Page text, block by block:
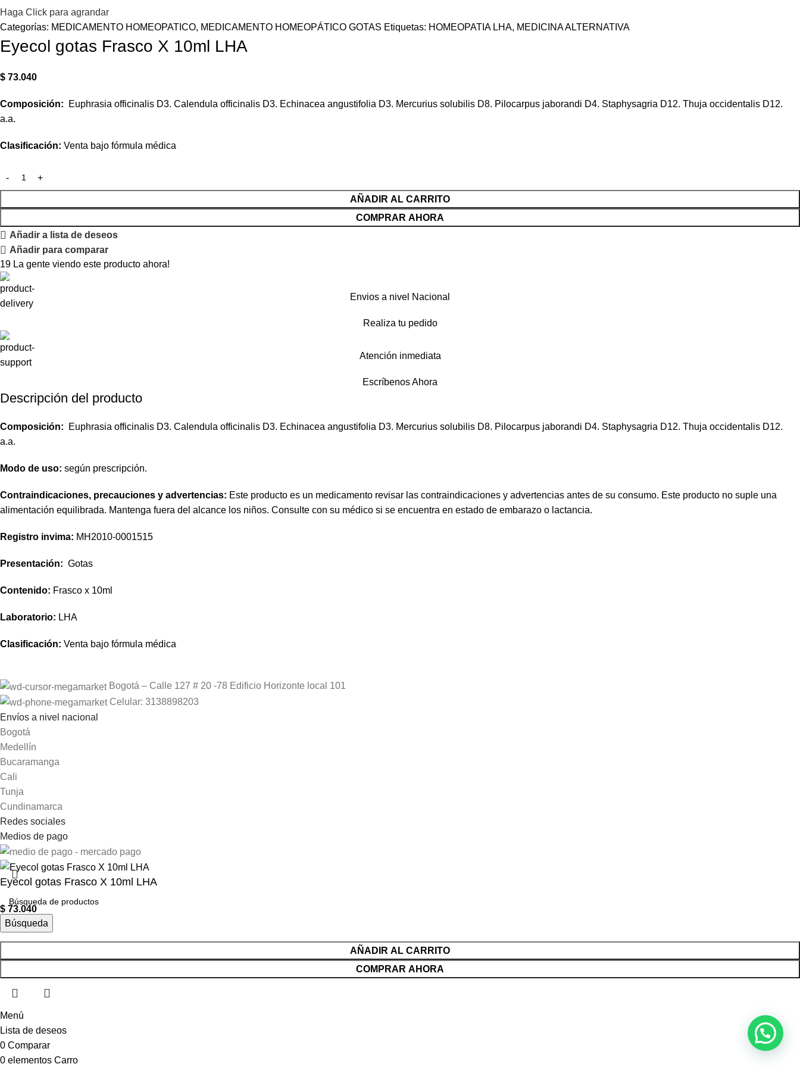
Haga Click para agrandar
Categorías: MEDICAMENTO HOMEOPATICO, MEDICAMENTO HOMEOPÁTICO GOTAS Etiquetas: HOMEOPATIA LHA, MEDICINA ALTERNATIVA
Eyecol gotas Frasco X 10ml LHA
$ 73.040
Composición: Euphrasia officinalis D3. Calendula officinalis D3. Echinacea angustifolia D3. Mercurius solubilis D8. Pilocarpus jaborandi D4. Staphysagria D12. Thuja occidentalis D12.
a.a.
Clasificación: Venta bajo fórmula médica
AÑADIR AL CARRITO
COMPRAR AHORA
Añadir a lista de deseos
Añadir para comparar
19 La gente viendo este producto ahora!
Envios a nivel Nacional
Realiza tu pedido
Atención inmediata
Escríbenos Ahora
Descripción del producto
Composición: Euphrasia officinalis D3. Calendula officinalis D3. Echinacea angustifolia D3. Mercurius solubilis D8. Pilocarpus jaborandi D4. Staphysagria D12. Thuja occidentalis D12.
a.a.
Modo de uso: según prescripción.
Contraindicaciones, precauciones y advertencias: Este producto es un medicamento revisar las contraindicaciones y advertencias antes de su consumo. Este producto no suple una
alimentación equilibrada. Mantenga fuera del alcance los niños. Consulte con su médico si se encuentra en estado de embarazo o lactancia.
Registro invima: MH2010-0001515
Presentación: Gotas
Contenido: Frasco x 10ml
Laboratorio: LHA
Clasificación: Venta bajo fórmula médica
Bogotá – Calle 127 # 20 -78 Edificio Horizonte local 101
Celular: 3138898203
Envíos a nivel nacional
Bogotá
Medellín
Bucaramanga
Cali
Tunja
Cundinamarca
Redes sociales
Medios de pago
Búsqueda
Eyecol gotas Frasco X 10ml LHA
$ 73.040
AÑADIR AL CARRITO
COMPRAR AHORA
Menú
Lista de deseos
0 Comparar
0 elementos Carro